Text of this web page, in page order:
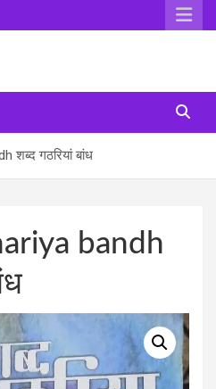
शब्‍द गठरियां बांध
bandh